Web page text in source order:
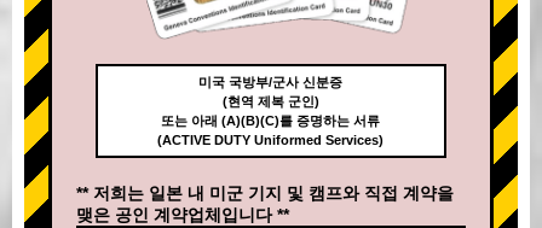
미국 국방부/군사 신분증
(현역 제복 군인)
또는 아래 (A)(B)(C)를 증명하는 서류
(ACTIVE DUTY Uniformed Services)
** 저희는 일본 내 미군 기지 및 캠프와 직접 계약을
맺은 공인 계약업체입니다 **